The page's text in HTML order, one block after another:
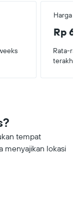
Harga
Rp
Rata-
terakhir.
tempat
menyajikan lokasi